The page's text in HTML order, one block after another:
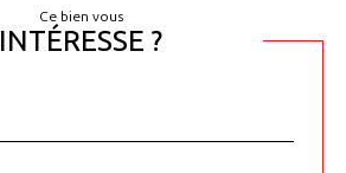
Ce bien vous
INTÉRESSE ?